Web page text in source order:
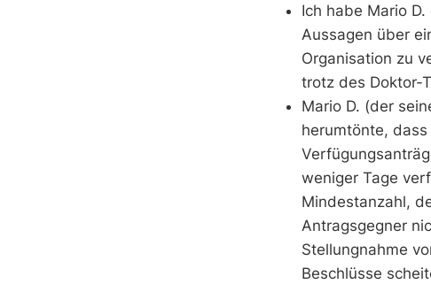
Ich habe Mario
Aussagen über
Organisation zu
trotz des Doktor-
Mario D. (der
herumtönte,
weniger Tage
Mindestanzahl,
Antragsgegner
Stellungnahme
Beschlüsse